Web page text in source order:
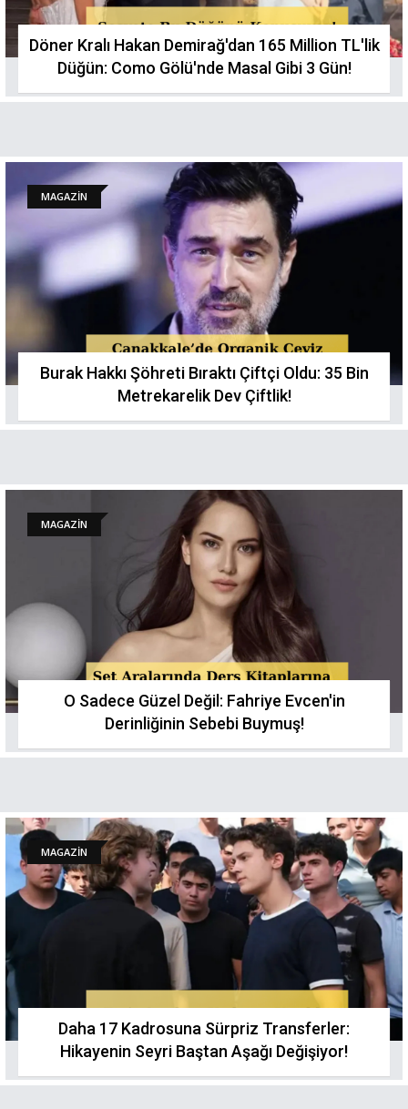
Döner Kralı Hakan Demirağ'dan 165 Million TL'lik
Düğün: Como Gölü'nde Masal Gibi 3 Gün!
MAGAZİN
Burak Hakkı Şöhreti Bıraktı Çiftçi Oldu: 35 Bin
Metrekarelik Dev Çiftlik!
MAGAZİN
O Sadece Güzel Değil: Fahriye Evcen'in
Derinliğinin Sebebi Buymuş!
MAGAZİN
Daha 17 Kadrosuna Sürpriz Transferler:
Hikayenin Seyri Baştan Aşağı Değişiyor!